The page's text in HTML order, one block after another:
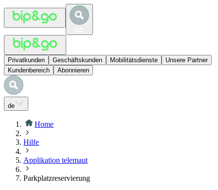
Privatkunden Geschäftskunden Mobilitätsdienste
Unsere Partner
Kundenbereich
Abonnieren
de
Home
Hilfe
Applikation telemaut
Parkplatzreservierung